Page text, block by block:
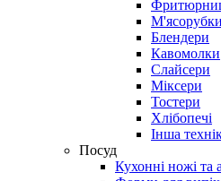
М'ясорубки
Блендери
Кавомолки
Слайсери
Міксери
Тостери
Хлібопечі
Інша
Посуд
Кухонні ножі та